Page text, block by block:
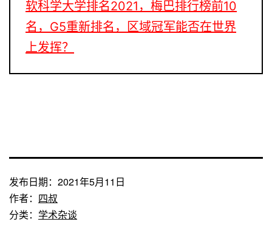
软科学大学排名2021，梅巴排行榜前10
名，G5重新排名，区域冠军能否在世界
上发挥？
发布日期： 2021年5月11日
作者： 四叔
分类： 学术杂谈